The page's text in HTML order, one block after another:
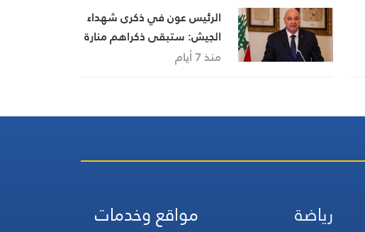
الرئيس عون في ذكرى شهداء
الجيش: ستبقى ذكراهم منارة
تهدينا في مسيرة بناء الوطن
منذ 7 أيام
رياضة مواقع وخدمات